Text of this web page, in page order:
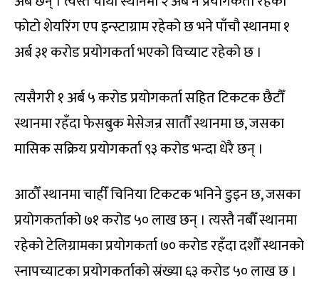
फोटो शेयरिंग एप इन्स्टाग्राम रहेको छ भने पाँचौ स्थानमा १
अर्ब ३१ करोड प्रयोगकर्ता भएको विच्याट रहेको छ ।
त्यसैगरी १ अर्ब ५ करोड प्रयोगकर्ता सहित टिकटक छैटौँ
स्थानमा रहँदा फेसबुक मेसेजन्र सातौँ स्थानमा छ, जसका
मासिक सक्रिय प्रयोगकर्ता ९३ करोड भन्दा धेरै छन् ।
आठौँ स्थानमा चाहीँ चिनिया टिकटक भनिने डुइन छ, जसका
प्रयोगकर्ताको ७१ करोड ५० लाख छन् । त्यस्तै नबौँ स्थानमा
रहेको टेलिग्रामका प्रयोगकर्ता ७० करोड रहँदा दशौँ स्थानको
स्नापच्याटका प्रयोगकर्ताको स्रंख्या ६३ करोड ५० लाख छ ।